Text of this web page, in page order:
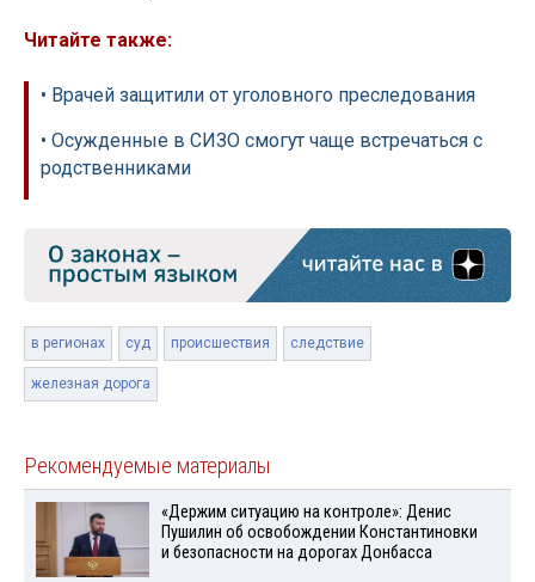
Читайте также:
• Врачей защитили от уголовного преследования
• Осужденные в СИЗО смогут чаще встречаться с
родственниками
в регионах суд происшествия следствие
железная дорога
Рекомендуемые материалы
«Держим ситуацию на контроле»: Денис
Пушилин об освобождении Константиновки
и безопасности на дорогах Донбасса